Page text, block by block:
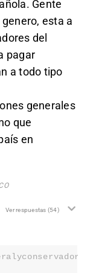
Gente
esta a
del
pagar
a todo tipo
generales
que
en
Ver respuestas (54)